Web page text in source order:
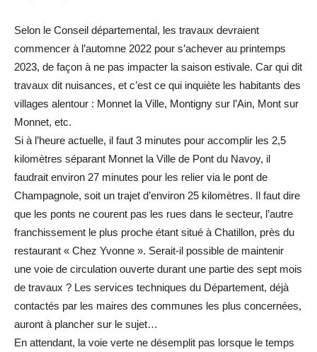
Selon le Conseil départemental, les travaux devraient
commencer à l’automne 2022 pour s’achever au printemps
2023, de façon à ne pas impacter la saison estivale. Car qui dit
travaux dit nuisances, et c’est ce qui inquiète les habitants des
villages alentour : Monnet la Ville, Montigny sur l’Ain, Mont sur
Monnet, etc.
Si à l’heure actuelle, il faut 3 minutes pour accomplir les 2,5
kilomètres séparant Monnet la Ville de Pont du Navoy, il
faudrait environ 27 minutes pour les relier via le pont de
Champagnole, soit un trajet d’environ 25 kilomètres. Il faut dire
que les ponts ne courent pas les rues dans le secteur, l’autre
franchissement le plus proche étant situé à Chatillon, près du
restaurant « Chez Yvonne ». Serait-il possible de maintenir
une voie de circulation ouverte durant une partie des sept mois
de travaux ? Les services techniques du Département, déjà
contactés par les maires des communes les plus concernées,
auront à plancher sur le sujet…
En attendant, la voie verte ne désemplit pas lorsque le temps